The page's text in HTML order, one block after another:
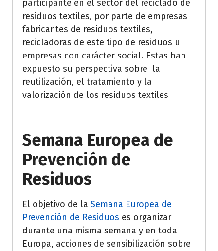
participante en el sector del reciclado de
residuos textiles, por parte de empresas
fabricantes de residuos textiles,
recicladoras de este tipo de residuos u
empresas con carácter social. Estas han
expuesto su perspectiva sobre la
reutilización, el tratamiento y la
valorización de los residuos textiles
Semana Europea de
Prevención de
Residuos
El objetivo de la Semana Europea de
Prevención de Residuos es organizar
durante una misma semana y en toda
Europa, acciones de sensibilización sobre